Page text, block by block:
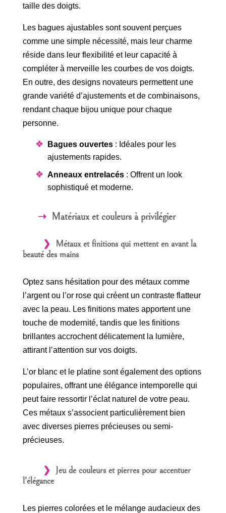
taille des doigts.
Les bagues ajustables sont souvent perçues
comme une simple nécessité, mais leur charme
réside dans leur flexibilité et leur capacité à
compléter à merveille les courbes de vos doigts.
En outre, des designs novateurs permettent une
grande variété d’ajustements et de combinaisons,
rendant chaque bijou unique pour chaque
personne.
Bagues ouvertes: Idéales pour les
ajustements rapides.
Anneaux entrelacés: Offrent un look
sophistiqué et moderne.
Matériaux et couleurs à privilégier
Métaux et finitions qui mettent en avant la
beauté des mains
Optez sans hésitation pour des métaux comme
l’argent ou l’or rose qui créent un contraste flatteur
avec la peau. Les finitions mates apportent une
touche de modernité, tandis que les finitions
brillantes accrochent délicatement la lumière,
attirant l’attention sur vos doigts.
L’or blanc et le platine sont également des options
populaires, offrant une élégance intemporelle qui
peut faire ressortir l’éclat naturel de votre peau.
Ces métaux s’associent particulièrement bien
avec diverses pierres précieuses ou semi-
précieuses.
Jeu de couleurs et pierres pour accentuer
l’élégance
Les pierres colorées et le mélange audacieux des